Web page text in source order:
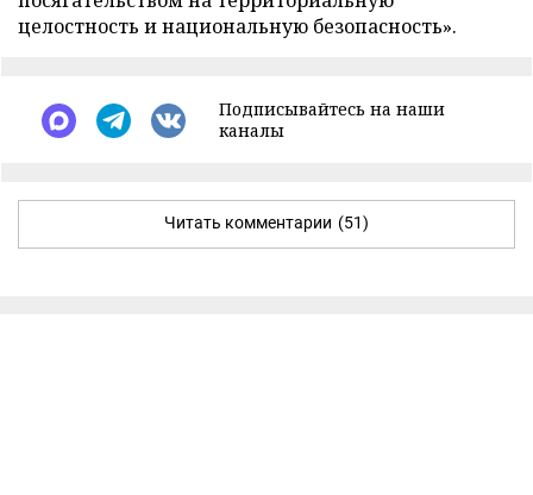
целостность и национальную безопасность».
Подписывайтесь на наши
каналы
Читать комментарии (51)